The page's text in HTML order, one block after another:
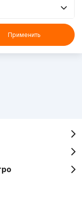
Применить